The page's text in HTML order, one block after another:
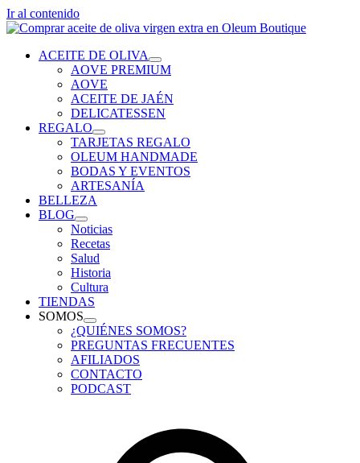
Ir al contenido
ACEITE DE OLIVA
AOVE PREMIUM
AOVE
ACEITE DE JAÉN
DELICATESSEN
REGALO
TARJETAS REGALO
OLEUM HANDMADE
BODAS Y EVENTOS
ARTESANÍA
BELLEZA
BLOG
Noticias
Recetas
Salud
Historia
Cultura
TIENDAS
SOMOS
¿QUIÉNES SOMOS?
PREGUNTAS FRECUENTES
AFILIADOS
CONTACTO
PODCAST